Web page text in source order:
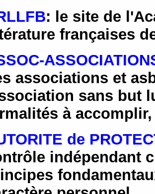
: le site de
françaises
associations et
sans but
à
de
indépendant